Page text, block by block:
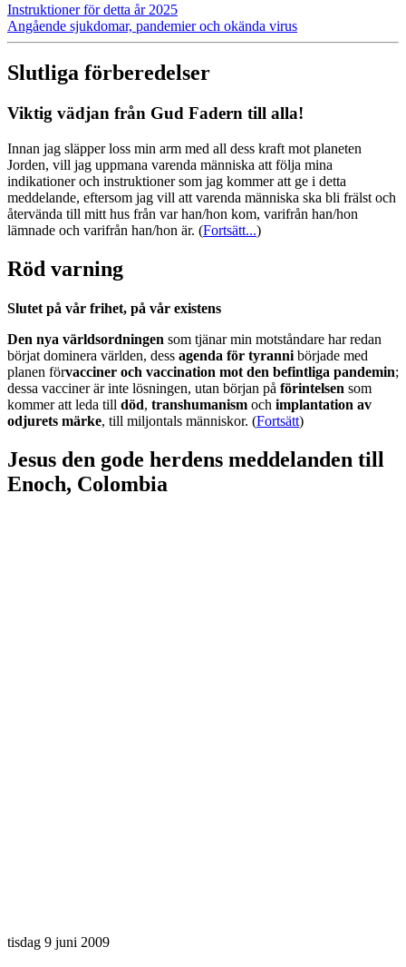
Instruktioner för detta år 2025
Angående sjukdomar, pandemier och okända virus
Slutliga förberedelser
Viktig vädjan från Gud Fadern till alla!
Innan jag släpper loss min arm med all dess kraft mot planeten
Jorden, vill jag uppmana varenda människa att följa mina
indikationer och instruktioner som jag kommer att ge i detta
meddelande, eftersom jag vill att varenda människa ska bli frälst och
återvända till mitt hus från var han/hon kom, varifrån han/hon
lämnade och varifrån han/hon är. (Fortsätt...)
Röd varning
Slutet på vår frihet, på vår existens
Den nya världsordningen som tjänar min motståndare har redan
börjat dominera världen, dess agenda för tyranni började med
planen förvacciner och vaccination mot den befintliga pandemin;
dessa vacciner är inte lösningen, utan början på förintelsen som
kommer att leda till död, transhumanism och implantation av
odjurets märke, till miljontals människor. (Fortsätt)
Jesus den gode herdens meddelanden till
Enoch, Colombia
tisdag 9 juni 2009